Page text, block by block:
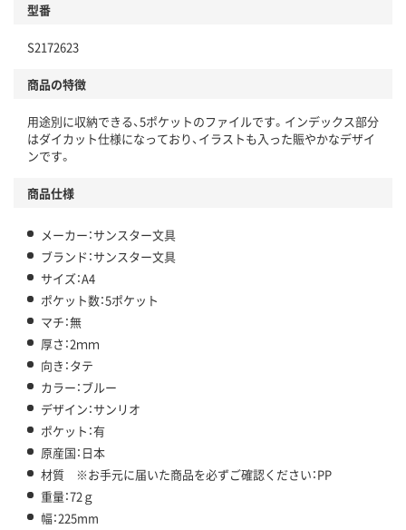
型番
S2172623
商品の特徴
用途別に収納できる、5ポケットのファイルです。インデックス部分
はダイカット仕様になっており、イラストも入った賑やかなデザイ
ンです。
商品仕様
メーカー：サンスター文具
ブランド：サンスター文具
サイズ：A4
ポケット数：5ポケット
マチ：無
厚さ：2ｍｍ
向き：タテ
カラー：ブルー
デザイン：サンリオ
ポケット：有
原産国：日本
材質 ※お手元に届いた商品を必ずご確認ください：PP
重量：72ｇ
幅：225mm